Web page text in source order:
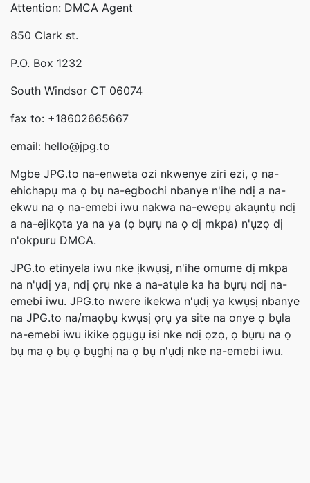
Attention: DMCA Agent
850 Clark st.
P.O. Box 1232
South Windsor CT 06074
fax to: +18602665667
email: hello@jpg.to
Mgbe JPG.to na-enweta ozi nkwenye ziri ezi, ọ na-
ehichapụ ma ọ bụ na-egbochi nbanye n'ihe ndị a na-
ekwu na ọ na-emebi iwu nakwa na-ewepụ akaụntụ ndị
a na-ejikọta ya na ya (ọ bụrụ na ọ dị mkpa) n'ụzọ dị
n'okpuru DMCA.
JPG.to etinyela iwu nke ịkwụsị, n'ihe omume dị mkpa
na n'ụdị ya, ndị ọrụ nke a na-atụle ka ha bụrụ ndị na-
emebi iwu. JPG.to nwere ikekwa n'ụdị ya kwụsị nbanye
na JPG.to na/maọbụ kwụsị ọrụ ya site na onye ọ bụla
na-emebi iwu ikike ọgụgụ isi nke ndị ọzọ, ọ bụrụ na ọ
bụ ma ọ bụ ọ bụghị na ọ bụ n'ụdị nke na-emebi iwu.